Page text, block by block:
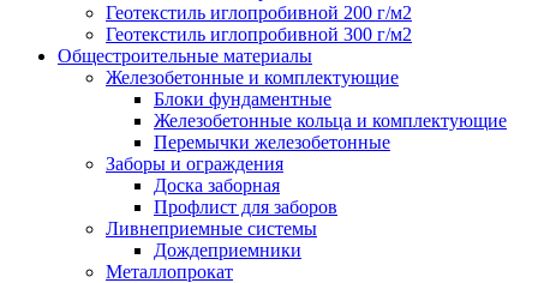
Геотекстиль иглопробивной 200 г/м2
Геотекстиль иглопробивной 300 г/м2
Общестроительные материалы
Железобетонные и комплектующие
Блоки фундаментные
Железобетонные кольца и комплектующие
Перемычки железобетонные
Заборы и ограждения
Доска заборная
Профлист для заборов
Ливнеприемные системы
Дождеприемники
Металлопрокат